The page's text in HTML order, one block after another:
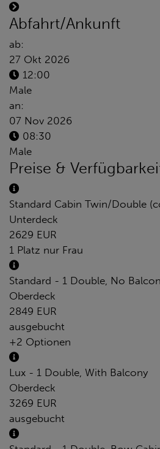
Abfahrt/Ankunft
ab:
27 Okt 2026
12:00
Male
an:
07 Nov 2026
08:30
Male
Preise &
Standard Cabin Twin/Double
Unterdeck
2629 EUR
1 Platz nur Frau
Standard - 1 Double, No
Oberdeck
2849 EUR
ausgebucht
+2 Optionen
Lux - 1 Double, With Balcony
Oberdeck
3269 EUR
ausgebucht